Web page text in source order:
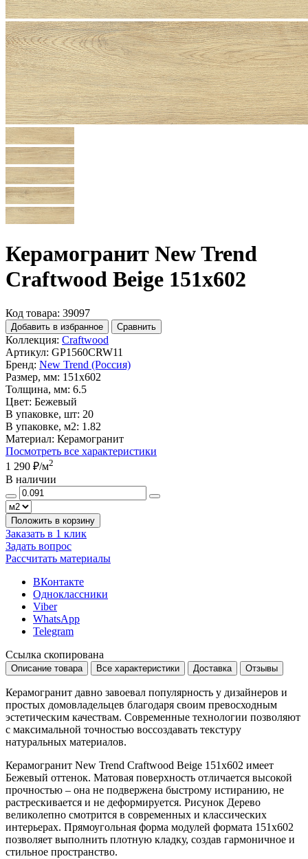
Керамогранит New Trend
Craftwood Beige 151x602
Код товара: 39097
Добавить в избранное Сравнить
Коллекция: Craftwood
Артикул: GP1560CRW11
Бренд: New Trend (Россия)
Размер, мм: 151x602
Толщина, мм: 6.5
Цвет: Бежевый
В упаковке, шт: 20
В упаковке, м2: 1.82
Материал: Керамогранит
Посмотреть все характеристики
1 290 ₽/м2
В наличии
Положить в корзину
Заказать в 1 клик
Задать вопрос
Рассчитать материалы
ВКонтакте
Одноклассники
Viber
WhatsApp
Telegram
Ссылка скопирована
Описание товара Все характеристики Доставка Отзывы
Керамогранит давно завоевал популярность у дизайнеров и
простых домовладельцев благодаря своим превосходным
эстетическим качествам. Современные технологии позволяют
с максимальной точностью воссоздавать текстуру
натуральных материалов.
Керамогранит New Trend Craftwood Beige 151x602 имеет
Бежевый оттенок. Матовая поверхность отличается высокой
прочностью – она не подвержена быстрому истиранию, не
растрескивается и не деформируется. Рисунок Дерево
великолепно смотрится в современных и классических
интерьерах. Прямоугольная форма модулей формата 151x602
позволяет выполнить плотную кладку, создав гармоничное и
стильное пространство.